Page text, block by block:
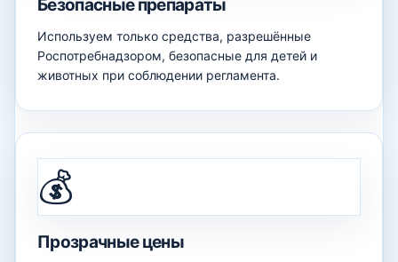
Безопасные препараты
Используем только средства, разрешённые
Роспотребнадзором, безопасные для детей и
животных при соблюдении регламента.
💰
Прозрачные цены